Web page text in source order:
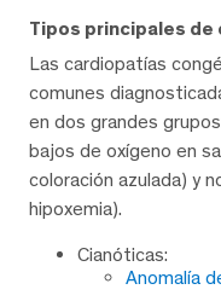
Tipos principales
Las cardiopatías
comunes
en dos grandes
bajos de oxígeno en
coloración azulada) y
hipoxemia).
Cianóticas:
Anomalía